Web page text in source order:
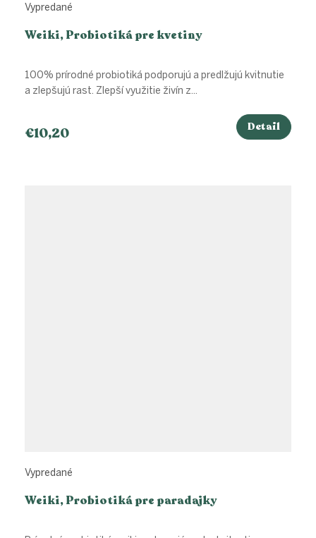
Weiki, Probiotiká pre kvetiny
Vypredané
€10,20 Detail
100% prírodné probiotiká podporujú a predlžujú kvitnutie
a zlepšujú rast. Zlepší využitie živín z...
Weiki, Probiotiká pre paradajky
Vypredané